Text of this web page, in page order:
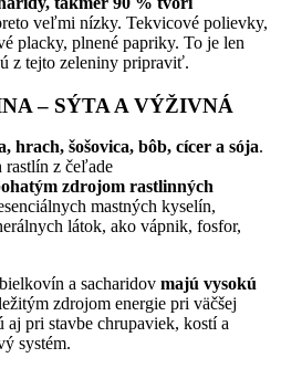
veľmi nízky. Tekvicové polievky,
placky, plnené papriky. To je len
z tejto zeleniny pripraviť.
– SÝTA A VÝŽIVNÁ
hrach, šošovica, bôb, cícer a sója.
rastlín z čeľade
zdrojom rastlinných
mastných kyselín,
látok, ako vápnik, fosfor,
a sacharidov majú vysokú
zdrojom energie pri väčšej
aj pri stavbe chrupaviek, kostí a
systém.